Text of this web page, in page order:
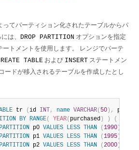
ってパーティション化されたテーブルからパ
は、
DROP PARTITION オプションを指定
ートメントを使用します。 レンジでパーテ
TABLE および INSERT ステートメン
ードが移入されるテーブルを作成したとし
tr ( id INT , name VARCHAR( 50 ) ,
BY RANGE( YEAR( purchased ) )
(
PARTITION p0 VALUES LESS THAN ( 1990 )
PARTITION p1 VALUES LESS THAN ( 1995 )
PARTITION p2 VALUES LESS THAN ( 2000 )